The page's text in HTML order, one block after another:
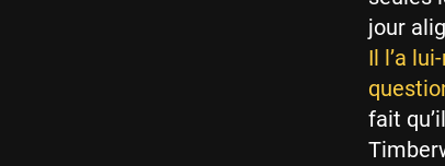
jour
Il l’a
fait